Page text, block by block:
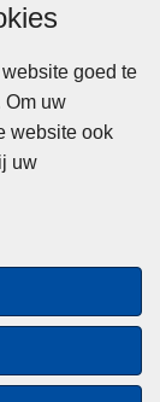
goed te
Om uw
website ook
uw